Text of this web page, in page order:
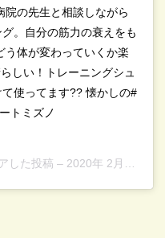
院の先生と相談しながら
。自分の筋力の衰えをも
う体が変わっていくか楽
しい！トレーニングシュ
使ってます?? 懐かしの#
トミズノ
した投稿 – 2020年 2月月8日午前3時00分PST